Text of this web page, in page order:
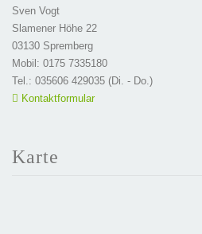
Sven Vogt
Slamener Höhe 22
03130 Spremberg
Mobil: 0175 7335180
Tel.: 035606 429035 (Di. - Do.)
Kontaktformular
Karte